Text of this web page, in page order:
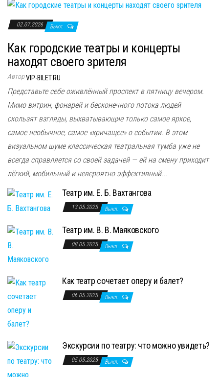
02.07.2026 Выкл.
Как городские театры и концерты
находят своего зрителя
АвторVIP-BILET.RU
Представьте себе оживлённый проспект в пятницу вечером.
Мимо витрин, фонарей и бесконечного потока людей
скользят взгляды, выхватывающие только самое яркое,
самое необычное, самое «кричащее» о событии. В этом
визуальном шуме классическая театральная тумба уже не
всегда справляется со своей задачей — ей на смену приходит
лёгкий, мобильный и невероятно эффективный...
Театр им. Е. Б. Вахтангова
13.05.2025 Выкл.
Театр им. В. В. Маяковского
08.05.2025 Выкл.
Как театр сочетает оперу и балет?
06.05.2025 Выкл.
Экскурсии по театру: что можно увидеть?
05.05.2025 Выкл.